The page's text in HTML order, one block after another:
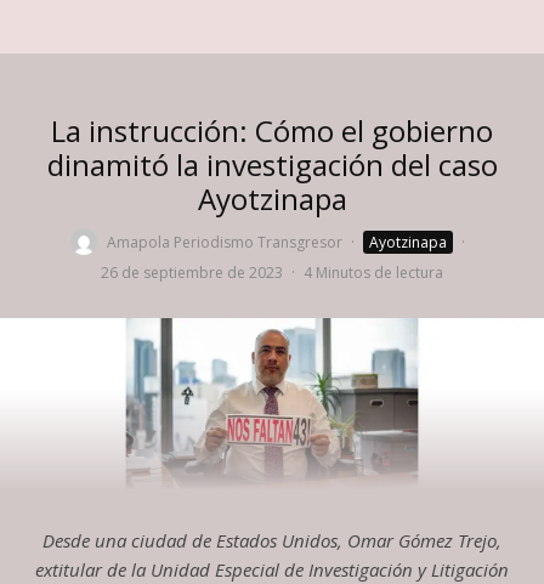
La instrucción: Cómo el gobierno
dinamitó la investigación del caso
Ayotzinapa
Amapola Periodismo Transgresor · Ayotzinapa
·
26 de septiembre de 2023 · 4 Minutos de lectura
Desde una ciudad de Estados Unidos, Omar Gómez Trejo,
extitular de la Unidad Especial de Investigación y Litigación